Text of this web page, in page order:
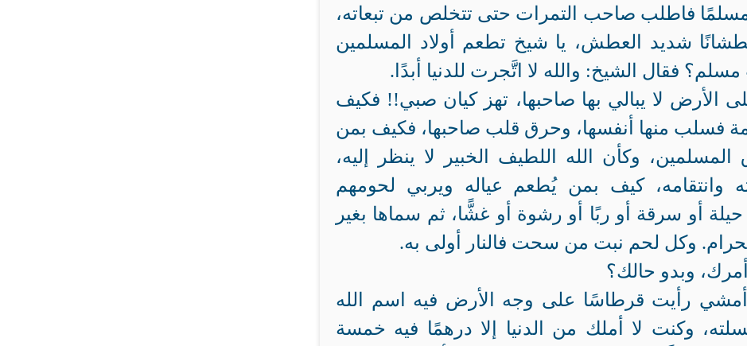
فاطلب صاحب التمرات حتى تتخلص من تبعاته،
شديد العطش، يا شيخ تطعم أولاد المسلمين
فقال الشيخ: والله لا اتَّجرت للدنيا أبدًا.
الأرض لا يبالي بها صاحبها، تهز كيان صبي!! فكيف
فسلب منها أنفسها، وحرق قلب صاحبها، فكيف بمن
وكأن الله اللطيف الخبير لا ينظر إليه،
وانتقامه، كيف بمن يُطعم عياله ويربي لحومهم
أو سرقة أو ربًا أو رشوة أو غشًّا، ثم سماها بغير
وكل لحم نبت من سحت فالنار أولى به.
وبدو حالك؟
أمشي رأيت قرطاسًا على وجه الأرض فيه اسم الله
وكنت لا أملك من الدنيا إلا درهمًا فيه خمسة